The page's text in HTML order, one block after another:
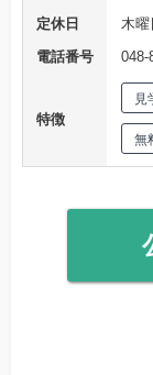
定休日
木
電話番号
048-
特徴
見
無